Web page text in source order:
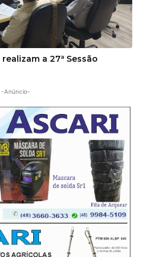
a 27ª Sessão
-Anúncio-